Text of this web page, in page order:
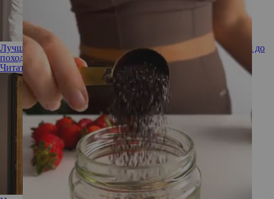
Лучшие хобби для предотвращения деменции: от рукоделия до
походов в гости
Читать полностью